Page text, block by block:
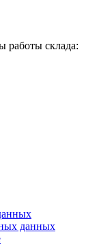
работы склада:
данных